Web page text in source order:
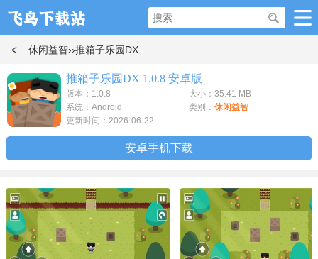
休闲益智››推箱子乐园DX
推箱子乐园DX 1.0.8 安卓版
版本：1.0.8
大小：35.41 MB
系统：Android
类别： 休闲益智
更新时间：2026-06-22
安卓手机下载